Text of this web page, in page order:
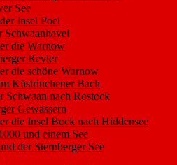
See
Insel Poel
Schwaanhavel
die Warnow
Revier
die schöne Warnow
Küstrinchener Bach
Schwaan nach Rostock
Gewässern
die Insel Bock nach Hiddensee
und einem See
der Sternberger See